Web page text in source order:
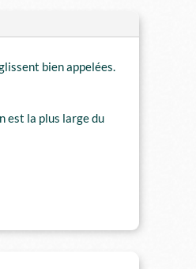
bien appelées.
est la plus large du